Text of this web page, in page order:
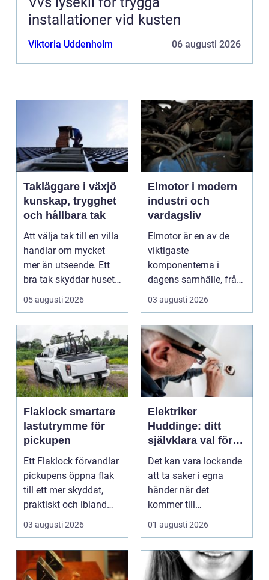
installationer vid kusten
Viktoria Uddenholm 06 augusti 2026
Takläggare i växjö
kunskap, trygghet
och hållbara tak
Att välja tak till en villa
handlar om mycket
mer än utseende. Ett
bra tak skyddar huset
mot regn, s...
05 augusti 2026
Elmotor i modern
industri och
vardagsliv
Elmotor är en av de
viktigaste
komponenterna i
dagens samhälle, från
små hushållsapparater
till stor...
03 augusti 2026
Flaklock smartare
lastutrymme för
pickupen
Ett Flaklock förvandlar
pickupens öppna flak
till ett mer skyddat,
praktiskt och ibland
också mer br...
03 augusti 2026
Elektriker
Huddinge: ditt
självklara val för
säker elinstallation
Det kan vara lockande
att ta saker i egna
händer när det
kommer till
hemförbättr...
01 augusti 2026